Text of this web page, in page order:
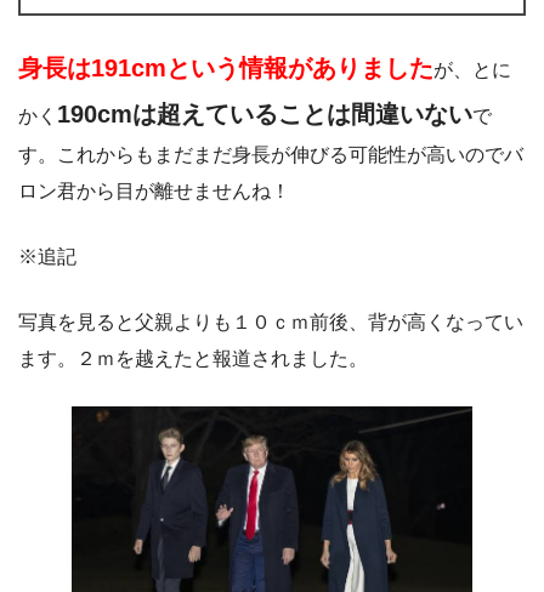
身長は191cmという情報がありましたが、とに
かく 190cmは超えていることは間違いないで
す。これからもまだまだ身長が伸びる可能性が高いのでバ
ロン君から目が離せませんね！
※追記
写真を見ると父親よりも１０ｃｍ前後、背が高くなってい
ます。２ｍを越えたと報道されました。